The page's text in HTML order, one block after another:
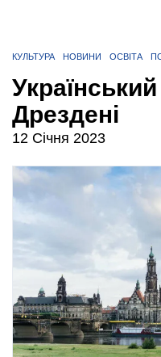
КУЛЬТУРА НОВИНИ ОСВІТА
Дрездені
12 Січня 2023